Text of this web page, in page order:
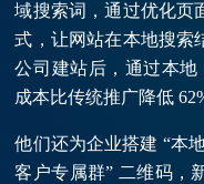
域搜索词，通过优化页
式，让网站在本地搜索
公司建站后，通过本地
成本比传统推广降低
他们还为企业搭建 “本
客户专属群” 二维码，